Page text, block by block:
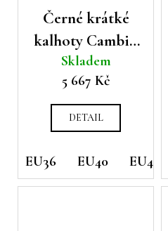
Černé krátké
kalhoty Cambio
Blanche
Skladem
5 667 Kč
DETAIL
EU36 EU40 EU42